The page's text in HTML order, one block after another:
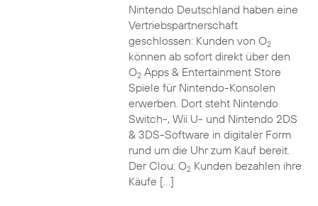
Nintendo Deutschland haben eine
Vertriebspartnerschaft
geschlossen: Kunden von O2
können ab sofort direkt über den
O2Apps & Entertainment Store
Spiele für Nintendo-Konsolen
erwerben. Dort steht Nintendo
Switch-, Wii U- und Nintendo 2DS
& 3DS-Software in digitaler Form
rund um die Uhr zum Kauf bereit.
Der Clou: O2Kunden bezahlen ihre
Käufe […]